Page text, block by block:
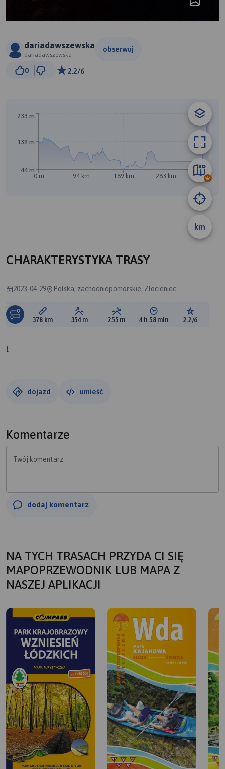
dariadawszewska
dariadawszewska
obserwuj
0 2.2/6
km
0 m 94 km 189 km 283 km 378 km
44 m
139 m
233 m
CHARAKTERYSTYKA TRASY
2023-04-29 Polska, zachodniopomorskie, Złocieniec
Długość trasy:
378 km Suma przewyższeń:
354 m Suma spadków:
255 m Średni czas potrzebny
4 h 58 min Ocena
2.2/6
ł
dojazd umieść
Komentarze
Twój komentarz
dodaj komentarz
NA TYCH TRASACH PRZYDA CI SIĘ
MAPOPRZEWODNIK LUB MAPA Z
NASZEJ APLIKACJI